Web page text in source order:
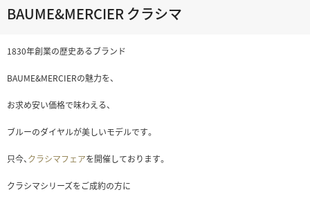
BAUME&MERCIER クラシマ
1830年創業の歴史あるブランド
BAUME&MERCIERの魅力を、
お求め安い価格で味わえる、
ブルーのダイヤルが美しいモデルです。
只今、クラシマフェアを開催しております。
クラシマシリーズをご成約の方に